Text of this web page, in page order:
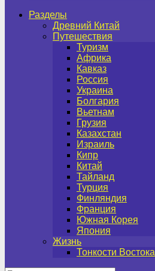
Разделы
Древний Китай
Путешествия
Туризм
Африка
Кавказ
Россия
Украина
Болгария
Вьетнам
Грузия
Казахстан
Израиль
Кипр
Китай
Тайланд
Турция
Финляндия
Франция
Южная Корея
Япония
Жизнь
Тонкости Востока